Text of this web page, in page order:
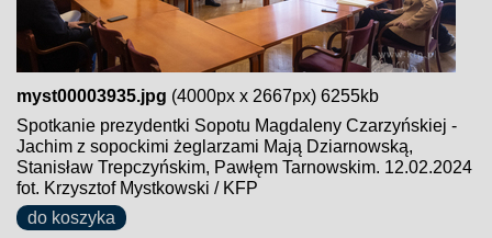
myst00003935.jpg (4000px x 2667px) 6255kb
Spotkanie prezydentki Sopotu Magdaleny Czarzyńskiej -
Jachim z sopockimi żeglarzami Mają Dziarnowską,
Stanisław Trepczyńskim, Pawłęm Tarnowskim. 12.02.2024
fot. Krzysztof Mystkowski / KFP
do koszyka